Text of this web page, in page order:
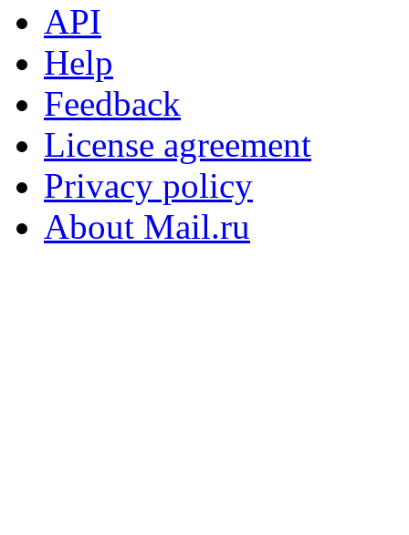
API
Help
Feedback
License agreement
Privacy policy
About Mail.ru